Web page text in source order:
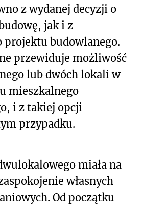
z wydanej decyzji o
jak i z
projektu budowlanego.
przewiduje możliwość
lub dwóch lokali w
mieszkalnego
i z takiej opcji
przypadku.
miała na
własnych
Od początku